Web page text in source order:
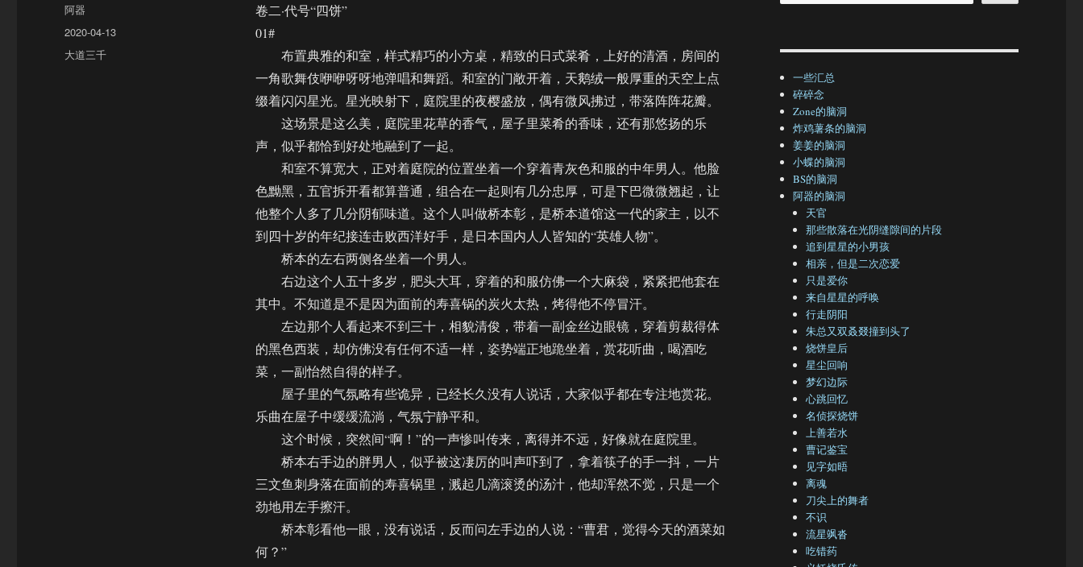
卷二·代号“四饼”
01#
布置典雅的和室，样式精巧的小方桌，精致的日式菜肴，上好的清酒，房间的
一角歌舞伎咿咿呀呀地弹唱和舞蹈。和室的门敞开着，天鹅绒一般厚重的天空上点
缀着闪闪星光。星光映射下，庭院里的夜樱盛放，偶有微风拂过，带落阵阵花瓣。
这场景是这么美，庭院里花草的香气，屋子里菜肴的香味，还有那悠扬的乐
声，似乎都恰到好处地融到了一起。
和室不算宽大，正对着庭院的位置坐着一个穿着青灰色和服的中年男人。他脸
色黝黑，五官拆开看都算普通，组合在一起则有几分忠厚，可是下巴微微翘起，让
他整个人多了几分阴郁味道。这个人叫做桥本彰，是桥本道馆这一代的家主，以不
到四十岁的年纪接连击败西洋好手，是日本国内人人皆知的“英雄人物”。
桥本的左右两侧各坐着一个男人。
右边这个人五十多岁，肥头大耳，穿着的和服仿佛一个大麻袋，紧紧把他套在
其中。不知道是不是因为面前的寿喜锅的炭火太热，烤得他不停冒汗。
左边那个人看起来不到三十，相貌清俊，带着一副金丝边眼镜，穿着剪裁得体
的黑色西装，却仿佛没有任何不适一样，姿势端正地跪坐着，赏花听曲，喝酒吃
菜，一副怡然自得的样子。
屋子里的气氛略有些诡异，已经长久没有人说话，大家似乎都在专注地赏花。
乐曲在屋子中缓缓流淌，气氛宁静平和。
这个时候，突然间“啊！”的一声惨叫传来，离得并不远，好像就在庭院里。
桥本右手边的胖男人，似乎被这凄厉的叫声吓到了，拿着筷子的手一抖，一片
三文鱼刺身落在面前的寿喜锅里，溅起几滴滚烫的汤汁，他却浑然不觉，只是一个
劲地用左手擦汗。
桥本彰看他一眼，没有说话，反而问左手边的人说：“曹君，觉得今天的酒菜如
何？”
作
者
阿器
发
布
于
2020-04-13
分
大道三千
一些汇总
碎碎念
Zone的脑洞
炸鸡薯条的脑洞
姜姜的脑洞
小蝶的脑洞
BS的脑洞
阿器的脑洞
天官
那些散落在光阴缝隙间的片段
追到星星的小男孩
相亲，但是二次恋爱
只是爱你
来自星星的呼唤
行走阴阳
朱总又双叒叕撞到头了
烧饼皇后
星尘回响
梦幻边际
心跳回忆
名侦探烧饼
上善若水
曹记鉴宝
见字如晤
离魂
刀尖上的舞者
不识
流星飒沓
吃错药